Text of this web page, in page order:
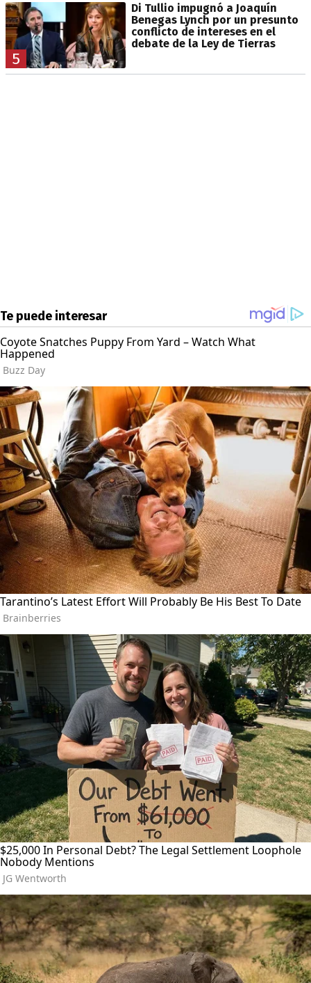
5
Di Tullio impugnó a Joaquín
Benegas Lynch por un presunto
conflicto de intereses en el
debate de la Ley de Tierras